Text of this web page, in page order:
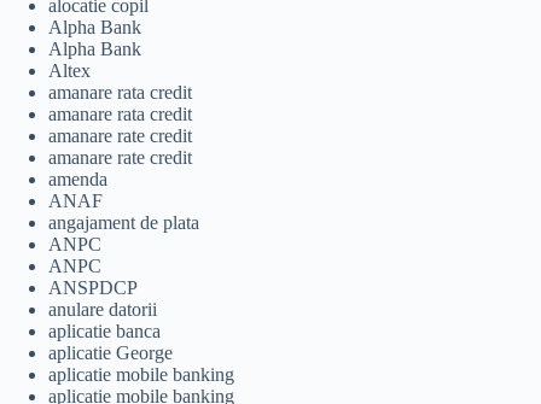
alocatie copil
Alpha Bank
Alpha Bank
Altex
amanare rata credit
amanare rata credit
amanare rate credit
amanare rate credit
amenda
ANAF
angajament de plata
ANPC
ANPC
ANSPDCP
anulare datorii
aplicatie banca
aplicatie George
aplicatie mobile banking
aplicatie mobile banking